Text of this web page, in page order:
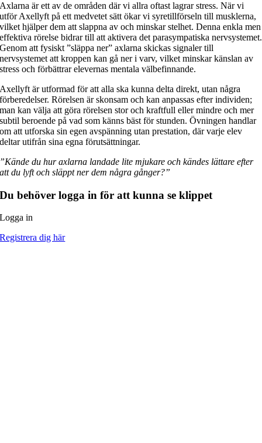
Axlarna är ett av de områden där vi allra oftast lagrar stress. När vi
utför Axellyft på ett medvetet sätt ökar vi syretillförseln till musklerna,
vilket hjälper dem att slappna av och minskar stelhet. Denna enkla men
effektiva rörelse bidrar till att aktivera det parasympatiska nervsystemet.
Genom att fysiskt ”släppa ner” axlarna skickas signaler till
nervsystemet att kroppen kan gå ner i varv, vilket minskar känslan av
stress och förbättrar elevernas mentala välbefinnande.
Axellyft är utformad för att alla ska kunna delta direkt, utan några
förberedelser. Rörelsen är skonsam och kan anpassas efter individen;
man kan välja att göra rörelsen stor och kraftfull eller mindre och mer
subtil beroende på vad som känns bäst för stunden. Övningen handlar
om att utforska sin egen avspänning utan prestation, där varje elev
deltar utifrån sina egna förutsättningar.
”Kände du hur axlarna landade lite mjukare och kändes lättare efter
att du lyft och släppt ner dem några gånger?”
Du behöver logga in för att kunna se klippet
Logga in
Registrera dig här